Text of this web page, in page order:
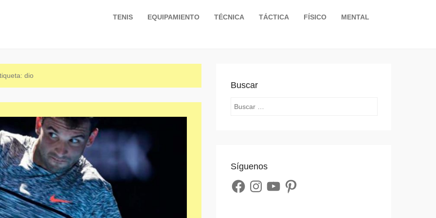
Primary Menu
Skip to content
TENIS EQUIPAMIENTO TÉCNICA TÁCTICA FÍSICO MENTAL
dio
Buscar
Search
Síguenos
FacebookInstagramYouTubePinterest